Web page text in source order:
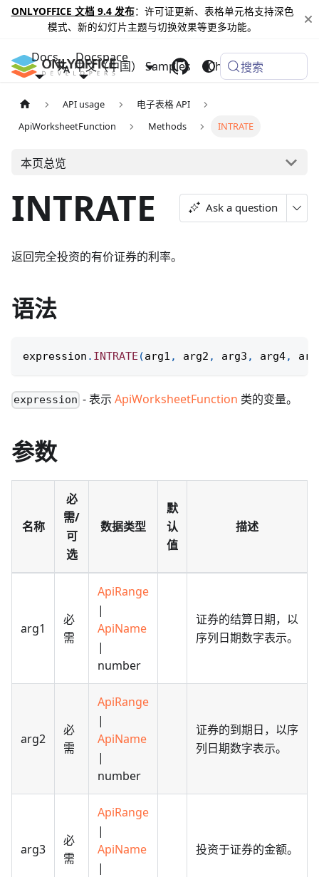
ONLYOFFICE 文档 9.4 发布：许可证更新、表格单元格支持深色
模式、新的幻灯片主题与切换效果等更多功能。
Docs Docspace
Samples Changelog
中文（中国） 搜索
API usage
电子表格 API
ApiWorksheetFunction
Methods INTRATE
本页总览
INTRATE Ask a question
返回完全投资的有价证券的利率。
语法
expression . INTRATE (arg1 , arg2 , arg3 , arg4,
expression - 表示ApiWorksheetFunction 类的变量。
参数
名称
必
需/
可
选
数据类型
默
认
值
描述
arg1
必
需
ApiRange
|
ApiName
|
number
证券的结算日期，以
序列日期数字表示。
arg2
必
需
ApiRange
|
ApiName
|
number
证券的到期日，以序
列日期数字表示。
arg3
必
需
ApiRange
|
ApiName
|
投资于证券的金额。